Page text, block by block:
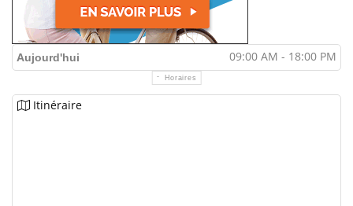
Aujourd'hui 09:00 AM - 18:00 PM
Horaires
Itinéraire